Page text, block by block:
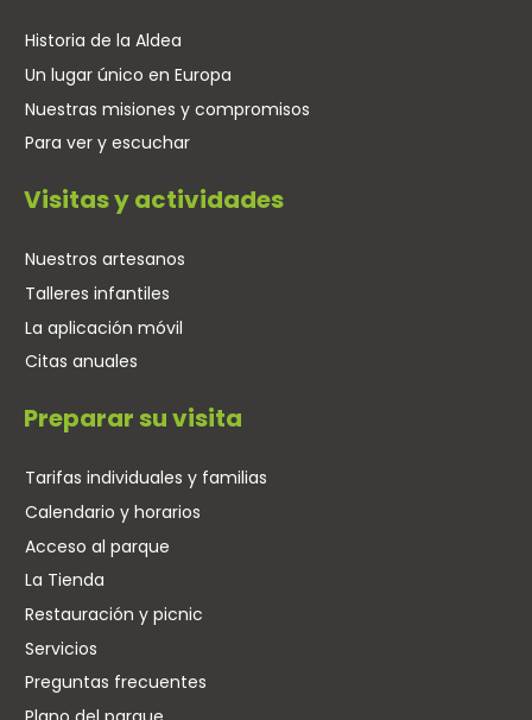
Historia de la Aldea
Un lugar único en Europa
Nuestras misiones y compromisos
Para ver y escuchar
Visitas y actividades
Nuestros artesanos
Talleres infantiles
La aplicación móvil
Citas anuales
Preparar su visita
Tarifas individuales y familias
Calendario y horarios
Acceso al parque
La Tienda
Restauración y picnic
Servicios
Preguntas frecuentes